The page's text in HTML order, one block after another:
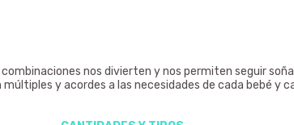
combinaciones nos divierten y nos permiten seguir
múltiples y acordes a las necesidades de cada bebé y